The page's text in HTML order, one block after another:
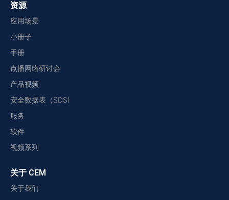
资源
应用场景
小册子
手册
点播网络研讨会
产品视频
安全数据表（SDS)
服务
软件
视频系列
关于 CEM
关于我们